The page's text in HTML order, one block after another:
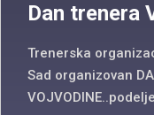
Dan trenera
Trenerska
Sad organizovan